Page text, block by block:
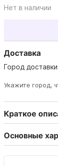
Нет в наличии
Доставка
Город
Укажите город,
Краткое
Основные